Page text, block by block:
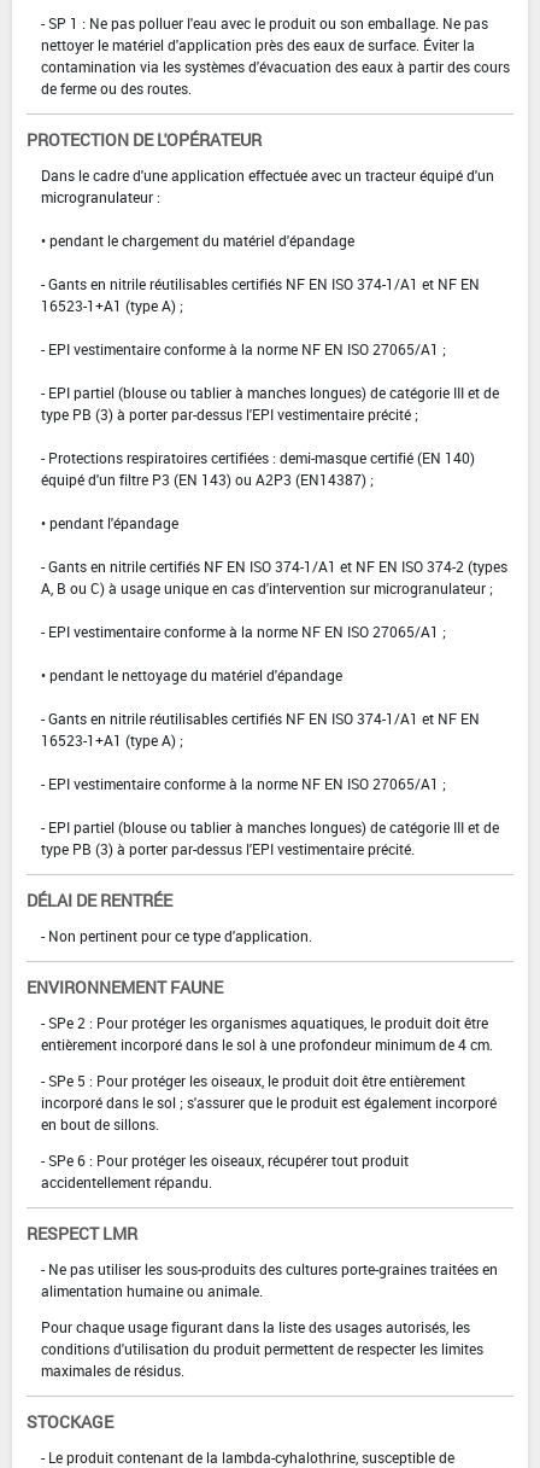
- SP 1 : Ne pas polluer l'eau avec le produit ou son emballage. Ne pas
nettoyer le matériel d'application près des eaux de surface. Éviter la
contamination via les systèmes d'évacuation des eaux à partir des cours
de ferme ou des routes.
PROTECTION DE L'OPÉRATEUR
Dans le cadre d'une application effectuée avec un tracteur équipé d'un
microgranulateur :
• pendant le chargement du matériel d'épandage
- Gants en nitrile réutilisables certifiés NF EN ISO 374-1/A1 et NF EN
16523-1+A1 (type A) ;
- EPI vestimentaire conforme à la norme NF EN ISO 27065/A1 ;
- EPI partiel (blouse ou tablier à manches longues) de catégorie III et de
type PB (3) à porter par-dessus l'EPI vestimentaire précité ;
- Protections respiratoires certifiées : demi-masque certifié (EN 140)
équipé d'un filtre P3 (EN 143) ou A2P3 (EN14387) ;
• pendant l'épandage
- Gants en nitrile certifiés NF EN ISO 374-1/A1 et NF EN ISO 374-2 (types
A, B ou C) à usage unique en cas d'intervention sur microgranulateur ;
- EPI vestimentaire conforme à la norme NF EN ISO 27065/A1 ;
• pendant le nettoyage du matériel d'épandage
- Gants en nitrile réutilisables certifiés NF EN ISO 374-1/A1 et NF EN
16523-1+A1 (type A) ;
- EPI vestimentaire conforme à la norme NF EN ISO 27065/A1 ;
- EPI partiel (blouse ou tablier à manches longues) de catégorie III et de
type PB (3) à porter par-dessus l'EPI vestimentaire précité.
DÉLAI DE RENTRÉE
- Non pertinent pour ce type d'application.
ENVIRONNEMENT FAUNE
- SPe 2 : Pour protéger les organismes aquatiques, le produit doit être
entièrement incorporé dans le sol à une profondeur minimum de 4 cm.
- SPe 5 : Pour protéger les oiseaux, le produit doit être entièrement
incorporé dans le sol ; s'assurer que le produit est également incorporé
en bout de sillons.
- SPe 6 : Pour protéger les oiseaux, récupérer tout produit
accidentellement répandu.
RESPECT LMR
- Ne pas utiliser les sous-produits des cultures porte-graines traitées en
alimentation humaine ou animale.
Pour chaque usage figurant dans la liste des usages autorisés, les
conditions d'utilisation du produit permettent de respecter les limites
maximales de résidus.
STOCKAGE
- Le produit contenant de la lambda-cyhalothrine, susceptible de